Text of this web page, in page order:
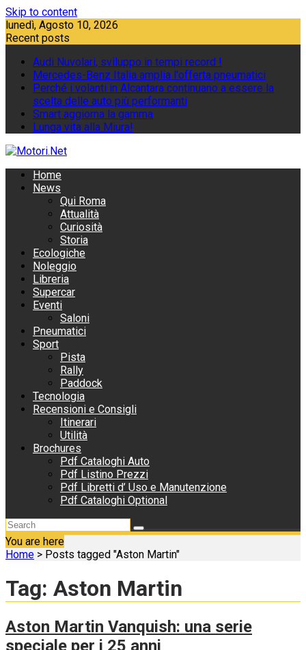
Skip to content
lunedì, Agosto 10, 2026
Recent posts
Audi Nuvolari, sviluppo in tempi record !
Mercedes-Benz Italia amplia l'offerta pneumatici
Perché i volanti in Alcantara continuano a essere la
scelta delle auto più performanti
Smart aggiorna la gamma
Lunga vita alla Miura!
Home
News
Qui Roma
Attualità
Curiosità
Storia
Ecologiche
Noleggio
Libreria
Supercar
Eventi
Saloni
Pneumatici
Sport
Pista
Rally
Paddock
Tecnologia
Recensioni e Consigli
Itinerari
Utilità
Brochures
Pdf Cataloghi Auto
Pdf Listino Prezzi
Pdf Libretti d’ Uso e Manutenzione
Pdf Cataloghi Optional
You are here
Home > Posts tagged "Aston Martin"
Tag: Aston Martin
Aston Martin Vanquish: una serie
speciale per i 25 anni